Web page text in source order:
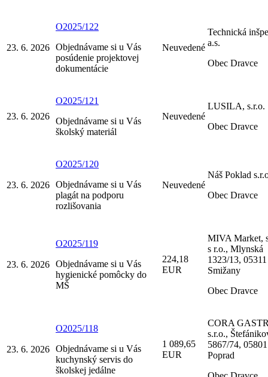
23. 6. 2026
O2025/122
Objednávame si u Vás
posúdenie projektovej
dokumentácie
Neuvedené
Technická
a.s.
Obec Dravce
23. 6. 2026
O2025/121
Objednávame si u Vás
školský materiál
Neuvedené
LUSILA, s.r.o.
Obec Dravce
23. 6. 2026
O2025/120
Objednávame si u Vás
plagát na podporu
rozlišovania
Neuvedené
Náš Poklad
Obec Dravce
23. 6. 2026
O2025/119
Objednávame si u Vás
hygienické pomôcky do
MŠ
224,18
EUR
MIVA Market,
s r.o., Mlynská
1323/13, 05311
Smižany
Obec Dravce
23. 6. 2026
O2025/118
Objednávame si u Vás
kuchynský servis do
školskej jedálne
1 089,65
EUR
CORA
s.r.o.,
5867/74, 05801
Poprad